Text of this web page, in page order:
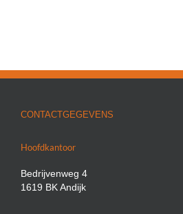
CONTACTGEGEVENS
Hoofdkantoor
Bedrijvenweg 4
1619 BK Andijk